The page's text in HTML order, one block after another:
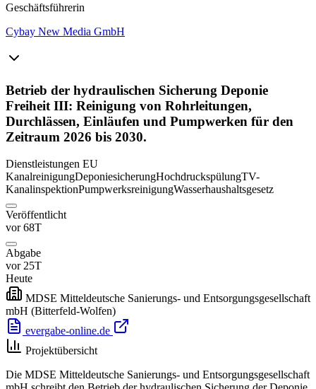
Geschäftsführerin
Cybay New Media GmbH
Betrieb der hydraulischen Sicherung Deponie
Freiheit III: Reinigung von Rohrleitungen,
Durchlässen, Einläufen und Pumpwerken für den
Zeitraum 2026 bis 2030.
Dienstleistungen EU
KanalreinigungDeponiesicherungHochdruckspülungTV-
KanalinspektionPumpwerksreinigungWasserhaushaltsgesetz
Veröffentlicht
vor 68T
Abgabe
vor 25T
Heute
MDSE Mitteldeutsche Sanierungs- und Entsorgungsgesellschaft
mbH (Bitterfeld-Wolfen)
evergabe-online.de
Projektübersicht
Die MDSE Mitteldeutsche Sanierungs- und Entsorgungsgesellschaft